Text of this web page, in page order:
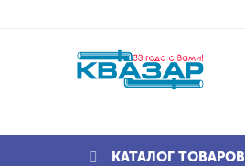
КАТАЛОГ ТОВАРОВ